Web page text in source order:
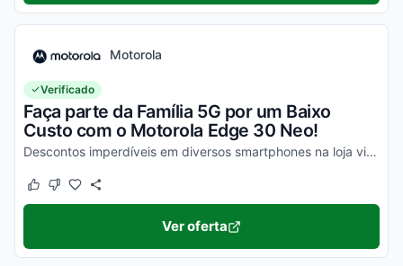
Motorola
Verificado
Faça parte da Família 5G por um Baixo
Custo com o Motorola Edge 30 Neo!
Descontos imperdíveis em diversos smartphones na loja virtual, incluindo o Moto Edge 30 Neo. Confira!
Este cupom funcionou
Este cupom não funcionou
Ver oferta